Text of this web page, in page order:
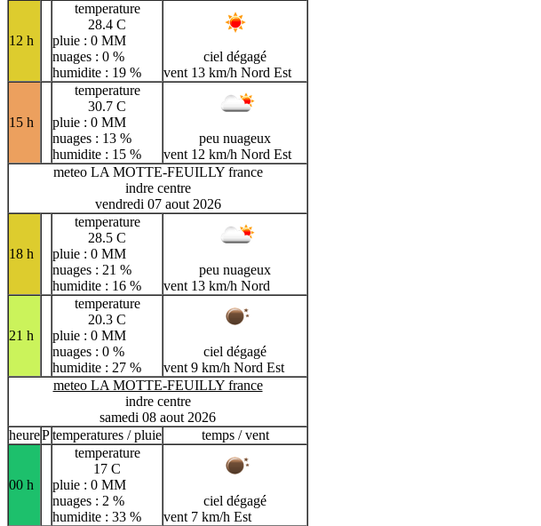
12 h
temperature
28.4 C
pluie : 0 MM
nuages : 0 %
humidite : 19 %
ciel dégagé
vent 13 km/h Nord Est
15 h
temperature
30.7 C
pluie : 0 MM
nuages : 13 %
humidite : 15 %
peu nuageux
vent 12 km/h Nord Est
meteo LA MOTTE-FEUILLY france
indre centre
vendredi 07 aout 2026
18 h
temperature
28.5 C
pluie : 0 MM
nuages : 21 %
humidite : 16 %
peu nuageux
vent 13 km/h Nord
21 h
temperature
20.3 C
pluie : 0 MM
nuages : 0 %
humidite : 27 %
ciel dégagé
vent 9 km/h Nord Est
meteo LA MOTTE-FEUILLY france
indre centre
samedi 08 aout 2026
heurePtemperatures / pluie temps / vent
00 h
temperature
17 C
pluie : 0 MM
nuages : 2 %
humidite : 33 %
ciel dégagé
vent 7 km/h Est